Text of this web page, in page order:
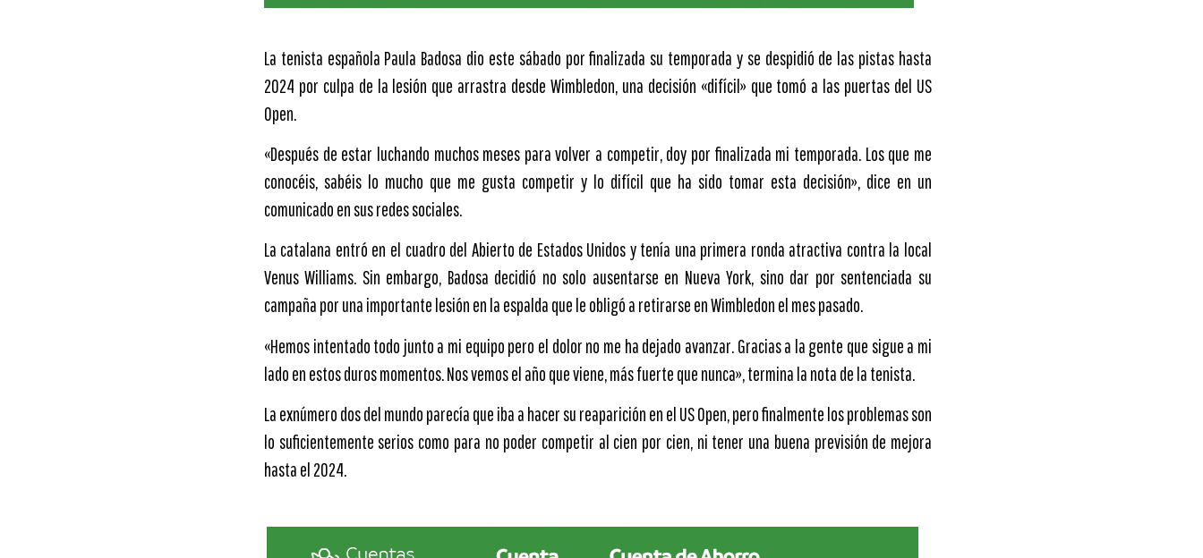
La tenista española Paula Badosa dio este sábado por finalizada su temporada y se despidió de las pistas hasta
2024 por culpa de la lesión que arrastra desde Wimbledon, una decisión «difícil» que tomó a las puertas del US
Open.
«Después de estar luchando muchos meses para volver a competir, doy por finalizada mi temporada. Los que me
conocéis, sabéis lo mucho que me gusta competir y lo difícil que ha sido tomar esta decisión», dice en un
comunicado en sus redes sociales.
La catalana entró en el cuadro del Abierto de Estados Unidos y tenía una primera ronda atractiva contra la local
Venus Williams. Sin embargo, Badosa decidió no solo ausentarse en Nueva York, sino dar por sentenciada su
campaña por una importante lesión en la espalda que le obligó a retirarse en Wimbledon el mes pasado.
«Hemos intentado todo junto a mi equipo pero el dolor no me ha dejado avanzar. Gracias a la gente que sigue a mi
lado en estos duros momentos. Nos vemos el año que viene, más fuerte que nunca», termina la nota de la tenista.
La exnúmero dos del mundo parecía que iba a hacer su reaparición en el US Open, pero finalmente los problemas son
lo suficientemente serios como para no poder competir al cien por cien, ni tener una buena previsión de mejora
hasta el 2024.